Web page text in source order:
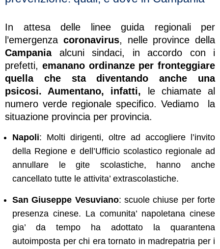
In attesa delle linee guida regionali per
l’emergenza coronavirus, nelle province della
Campaniaalcuni sindaci, in accordo con i
prefetti, emanano ordinanze per fronteggiare
quella che sta diventando anche una
psicosi. Aumentano, infatti,
le chiamate al
numero verde regionale specifico. Vediamo la
situazione provincia per provincia.
Napoli: Molti dirigenti, oltre ad accogliere l’invito
della Regione e dell’Ufficio scolastico regionale ad
annullare le gite scolastiche, hanno anche
cancellato tutte le attivita’ extrascolastiche.
San Giuseppe Vesuviano: scuole chiuse per forte
presenza cinese. La comunita’ napoletana cinese
gia’ da tempo ha adottato la quarantena
autoimposta per chi era tornato in madrepatria per i